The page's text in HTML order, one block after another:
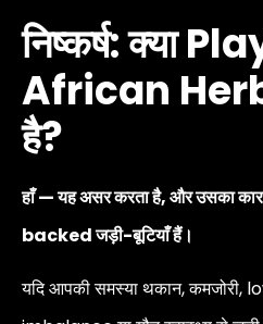
निष्कर्ष: क्या
African
है?
हाँ — यह असर करता है, और उसका
backed जड़ी-बूटियाँ हैं।
यदि आपकी समस्या थकान,